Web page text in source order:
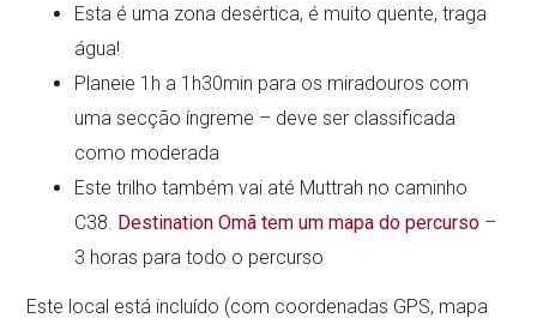
Esta é uma zona desértica, é muito quente, traga
água!
Planeie 1h a 1h30min para os miradouros com
uma secção íngreme – deve ser classificada
como moderada
Este trilho também vai até Muttrah no caminho
C38. Destination Omã tem um mapa do percurso –
3 horas para todo o percurso
Este local está incluído (com coordenadas GPS, mapa